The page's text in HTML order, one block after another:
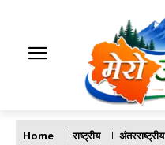
Home राष्ट्रीय अंतरराष्ट्रीय